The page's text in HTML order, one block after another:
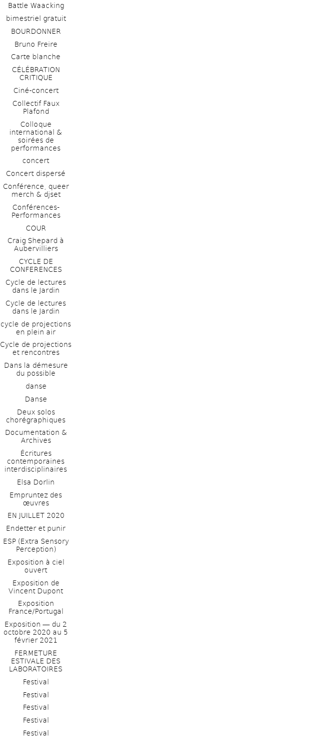
Battle Waacking
bimestriel gratuit
BOURDONNER
Bruno Freire
Carte blanche
CÉLÉBRATION
CRITIQUE
Ciné-concert
Collectif Faux
Plafond
Colloque
international &
soirées de
performances
concert
Concert dispersé
Conférence, queer
merch & djset
Conférences-
Performances
COUR
Craig Shepard à
Aubervilliers
CYCLE DE
CONFERENCES
Cycle de lectures
dans le Jardin
Cycle de lectures
dans le Jardin
cycle de projections
en plein air
Cycle de projections
et rencontres
Dans la démesure
du possible
danse
Danse
Deux solos
chorégraphiques
Documentation &
Archives
Écritures
contemporaines
interdisciplinaires
Elsa Dorlin
Empruntez des
œuvres
EN JUILLET 2020
Endetter et punir
ESP (Extra Sensory
Perception)
Exposition à ciel
ouvert
Exposition de
Vincent Dupont
Exposition
France/Portugal
Exposition ― du 2
octobre 2020 au 5
février 2021
FERMETURE
ESTIVALE DES
LABORATOIRES
Festival
Festival
Festival
Festival
Festival